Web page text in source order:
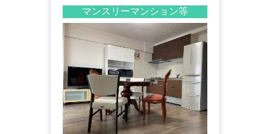
マンスリーマンション等